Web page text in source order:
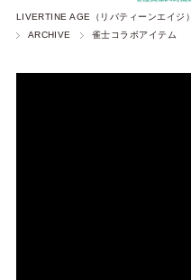
LIVERTINE AGE（リバティーンエイジ）
ARCHIVE
雀士コラボアイテム